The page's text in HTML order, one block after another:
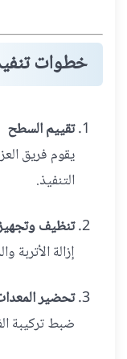
خطوات
تقييم السطح
يقوم فريق
التنفيذ.
تنظيف
إزالة
تحضير
ضبط تركيبة